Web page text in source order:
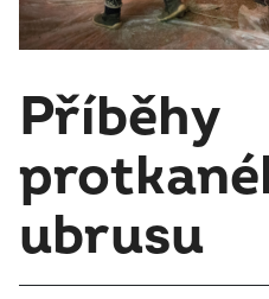
Příběhy
ubrusu